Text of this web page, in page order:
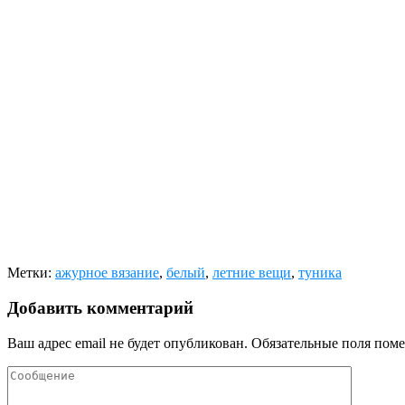
Метки: ажурное вязание, белый, летние вещи, туника
Добавить комментарий
Ваш адрес email не будет опубликован. Обязательные поля